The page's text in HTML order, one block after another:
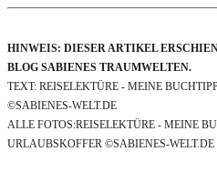
HINWEIS: DIESER ARTIKEL
BLOG SABIENES TRAUMWELTEN.
TEXT: REISELEKTÜRE - MEINE
©SABIENES-WELT.DE
ALLE FOTOS:REISELEKTÜRE - MEINE
URLAUBSKOFFER ©SABIENES-WELT.DE